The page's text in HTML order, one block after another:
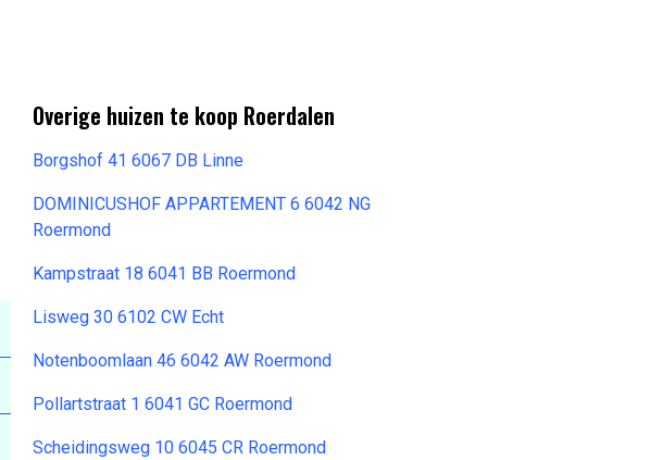
Overige huizen te koop Roerdalen
Borgshof 41 6067 DB Linne
DOMINICUSHOF APPARTEMENT 6 6042 NG
Roermond
Kampstraat 18 6041 BB Roermond
Lisweg 30 6102 CW Echt
Notenboomlaan 46 6042 AW Roermond
Pollartstraat 1 6041 GC Roermond
Scheidingsweg 10 6045 CR Roermond